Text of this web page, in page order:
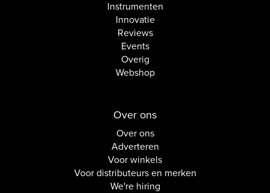
Instrumenten
Innovatie
Reviews
Events
Overig
Webshop
Over ons
Over ons
Adverteren
Voor winkels
Voor distributeurs en merken
We're hiring